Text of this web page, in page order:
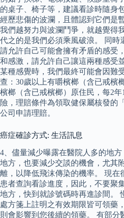
的桌子、椅子等，建議看診時隨身
經歷悲傷的波瀾，且體認到它們是
我們越努力與波瀾鬥爭，就越覺得
代之的是我們必須乘風破浪。 同時
請允許自己可能會擁有矛盾的感受
和感激，請允許自己讓這兩種感受
某種感覺時，我們最終可能會因難
查：30歲以上有嚼檳榔（含已戒檳
檳榔（含已戒檳榔）原住民，每2
險，理賠條件為領取健保屬核發的
公司申請理賠。
癌症確診方式: 生活訊息
4、儘量減少曝露在醫院人多的地
地方，也要減少交談的機會，尤其
離，以降低飛沫傳染的機率。 現在
患者查詢看診進度，因此，不要聚
地方，快到就診號碼時再進診間。
處方箋上註明之有效期限皆可領藥
則會影響到您後續的領藥。 有部分